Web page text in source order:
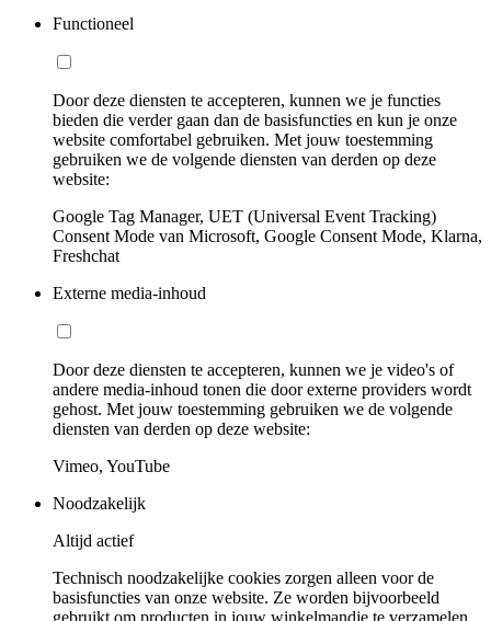
Functioneel
Door deze diensten te accepteren, kunnen we je functies
bieden die verder gaan dan de basisfuncties en kun je onze
website comfortabel gebruiken. Met jouw toestemming
gebruiken we de volgende diensten van derden op deze
website:
Google Tag Manager, UET (Universal Event Tracking)
Consent Mode van Microsoft, Google Consent Mode, Klarna,
Freshchat
Externe media-inhoud
Door deze diensten te accepteren, kunnen we je video's of
andere media-inhoud tonen die door externe providers wordt
gehost. Met jouw toestemming gebruiken we de volgende
diensten van derden op deze website:
Vimeo, YouTube
Noodzakelijk
Altijd actief
Technisch noodzakelijke cookies zorgen alleen voor de
basisfuncties van onze website. Ze worden bijvoorbeeld
gebruikt om producten in jouw winkelmandje te verzamelen